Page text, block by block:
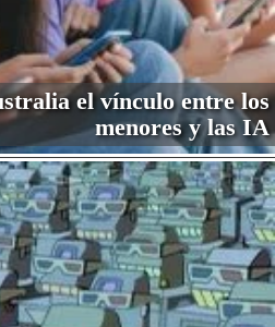
el vínculo entre los
menores y las IA